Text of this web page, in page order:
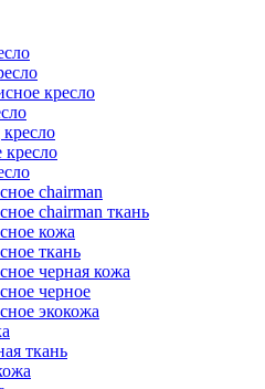
кресло
кресло
chairman
chairman ткань
кожа
ткань
черная кожа
черное
экокожа
ткань